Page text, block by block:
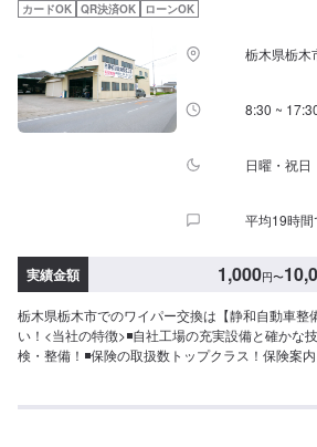
カードOK QR決済OK ローンOK
栃木県栃木
8:30 ~
日曜・祝日
平均19時
実績金額 1,000円〜
栃木県栃木市でのワイパー交換は【静和自動車整
い！<当社の特徴>◾自社工場の充実設備と確かな
検・整備！◾保険の取扱数トップクラス！保険案
時間があまり取れない…などのご相談もお気軽に